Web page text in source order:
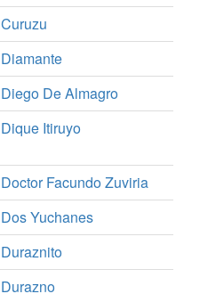
Curuzu
Diamante
Diego De Almagro
Dique Itiruyo
Doctor Facundo Zuviria
Dos Yuchanes
Duraznito
Durazno